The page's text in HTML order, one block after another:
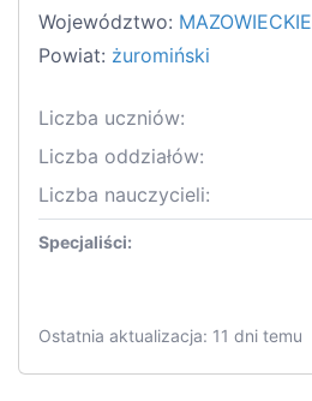
Województwo: MAZOWIECKIE
Powiat: żuromiński
Liczba uczniów:
Liczba oddziałów:
Liczba nauczycieli:
Specjaliści:
Ostatnia aktualizacja: 11 dni temu